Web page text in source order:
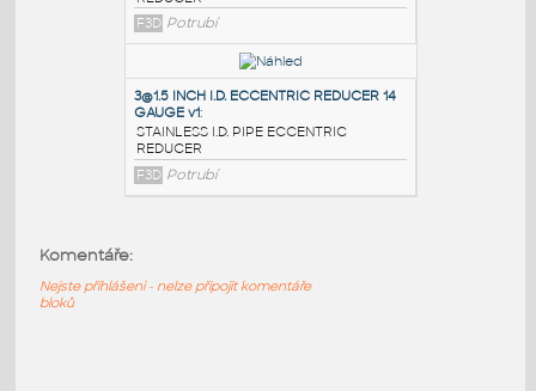
3@2.5 INCH I.D. ECCENTRIC REDUCER 14
GAUGE v1
STAINLESS I.D. PIPE ECCENTRIC
REDUCER
F3D Potrubí
3@2 INCH I.D. ECCENTRIC REDUCER 14
F3D Potrubí
Komentáře:
Nejste přihlášeni - nelze připojit komentáře
bloků